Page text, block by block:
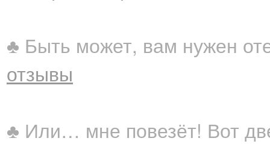
♣ Быть может, вам нужен
отзывы
♣ Или… мне повезёт! Вот